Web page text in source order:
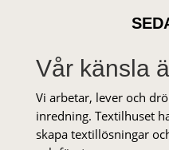
Vår känsla
Vi arbetar, lever och
inredning. Textilhuset
skapa textillösningar